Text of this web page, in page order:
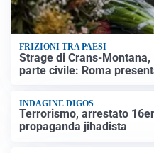
FRIZIONI TRA PAESI
Strage di Crans-
parte civile: Roma
INDAGINE DIGOS
Terrorismo, arrestato
propaganda jihadista